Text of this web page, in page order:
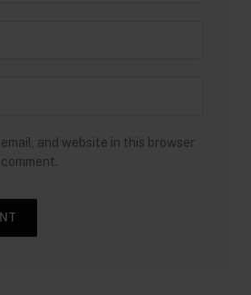
email, and website in this browser